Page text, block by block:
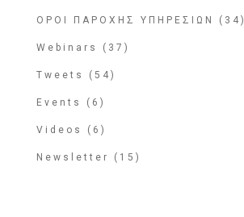
ΟΡΟΙ ΠΑΡΟΧΗΣ ΥΠΗΡΕΣΙΩΝ (34)
Webinars (37)
Tweets (54)
Events (6)
Videos (6)
Newsletter (15)